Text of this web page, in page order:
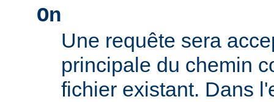
On
Une requête sera
principale du chemin
fichier existant. Dans